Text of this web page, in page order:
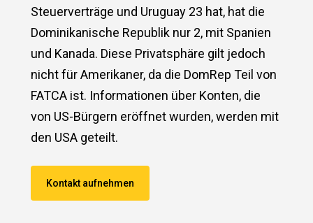
Steuerverträge und Uruguay 23 hat, hat die
Dominikanische Republik nur 2, mit Spanien
und Kanada. Diese Privatsphäre gilt jedoch
nicht für Amerikaner, da die DomRep Teil von
FATCA ist. Informationen über Konten, die
von US-Bürgern eröffnet wurden, werden mit
den USA geteilt.
Kontakt aufnehmen